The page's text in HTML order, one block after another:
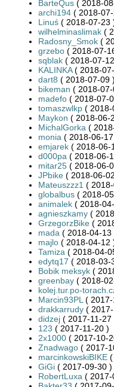
BarteQus ( 2018-
archi194 ( 2018-
Linuś ( 2018-07-23
wilhelminaslimak (
Radosny_Smok (
grzebo ( 2018-07-
sqblak ( 2018-07-
KALINKA( 2018-
dart8 ( 2018-07-09 )
bikeman ( 2018-
madefo ( 2018-07-
tomaszwlkp ( 2018-
Maykon ( 2018-06-
MichalGorka (
monia ( 2018-06-
emjarek ( 2018-06-
d000pa ( 2018-06-
mitar25 ( 2018-06-
JPbike ( 2018-06-
Mateuszzz1 (
globalbus ( 2018-
animalek ( 2018-
agnieszkamy (
GrzegorzBike (
mada ( 2018-04-13
majlo ( 2018-04-12
Tamiza ( 2018-04-
edytq17 ( 2018-03-
Bobik meksyk (
greenbay ( 2018-
kolej.tur.po-
Marcin93PL (
drakkarrudy (
didzej ( 2017-11-27
123 ( 2017-11-20 )
2x1000 ( 2017-10-
Znadwago ( 2017-
marcinkowskiBIKE
GiGi ( 2017-09-30 )
RobertLuxa ( 2017-